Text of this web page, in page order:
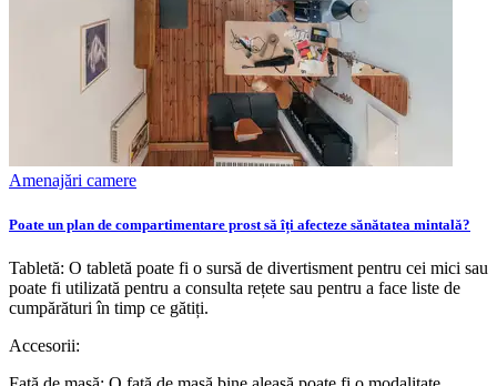
Amenajări camere
Poate un plan de compartimentare prost să îți afecteze sănătatea mintală?
Tabletă: O tabletă poate fi o sursă de divertisment pentru cei mici sau
poate fi utilizată pentru a consulta rețete sau pentru a face liste de
cumpărături în timp ce gătiți.
Accesorii: